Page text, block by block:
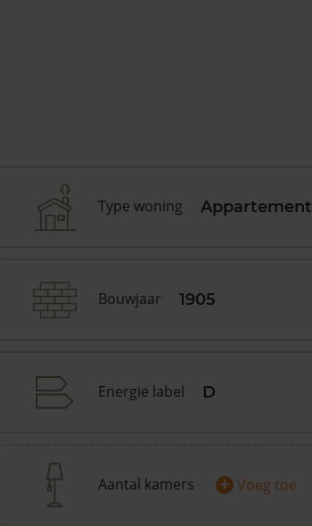
Type woning Appartement
Bouwjaar 1905
Energie label D
Aantal kamers + Voeg toe